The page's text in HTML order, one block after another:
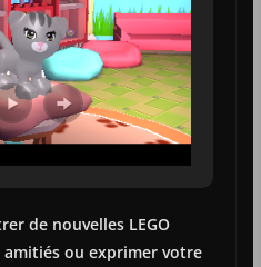
de nouvelles LEGO
amitiés ou exprimer votre